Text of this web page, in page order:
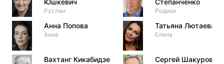
Юшкевич
Руслан
Анна Попова
Анна
Вахтанг Кикабидзе
Степанченко
Родион
Татьяна Лютаева
Елена
Сергей Шакуров